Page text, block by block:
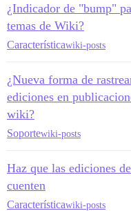
¿Indicador de "bump"
temas de Wiki?
Característicawiki-posts
¿Nueva forma de
ediciones en
wiki?
Soportewiki-posts
Haz que las ediciones
cuenten
Característicawiki-posts